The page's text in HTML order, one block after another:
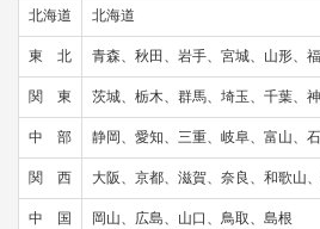
北海道 北海道
東 北 青森、秋田、岩手、宮城、山形、
関 東 茨城、栃木、群馬、埼玉、千葉、
中 部 静岡、愛知、三重、岐阜、富山、
関 西 大阪、京都、滋賀、奈良、和歌山
中 国 岡山、広島、山口、鳥取、島根